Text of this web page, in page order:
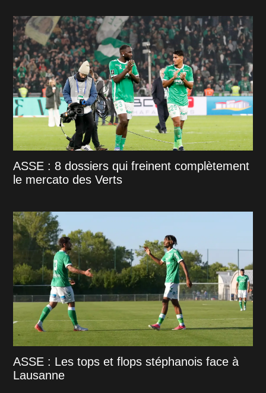
ASSE : 8 dossiers qui freinent complètement
le mercato des Verts
ASSE : Les tops et flops stéphanois face à
Lausanne